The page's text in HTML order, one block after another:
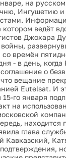
на
Ингушетию и
ведёт
Джохара
войны,
времён
- в день,
о
что вещание
Eutelsat. И
15-го января
на
находится
глава
Кавказский,